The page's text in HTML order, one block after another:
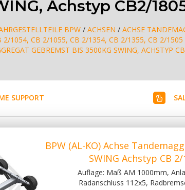
Achstyp CB2/
BPW/ ACHSEN / ACHSE
2/1054, CB 2/1055, CB 2/1354, CB 2/1355, CB 2/
GEBREMST BIS 3500KG SWING, ACHSTYP
SUPPORT
BPW (AL-KO) Achse
SWING Achstyp CB
Auflage: Maß AM 1000mm,
Radanschluss 112x5,